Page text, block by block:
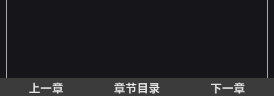
上一章 章节目录 下一章